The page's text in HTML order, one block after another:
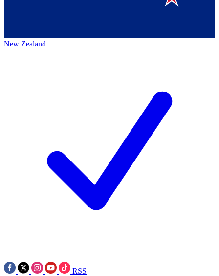
New Zealand
RSS